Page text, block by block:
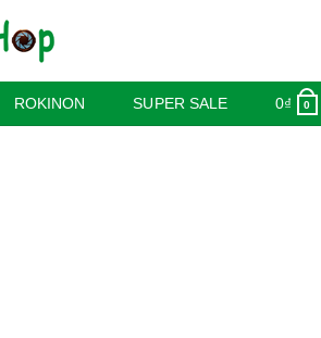
ROKINON SUPER SALE 0₫ 0